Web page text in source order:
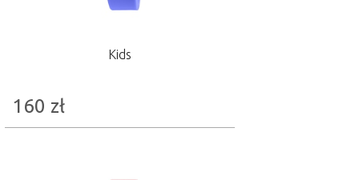
Kids
160 zł